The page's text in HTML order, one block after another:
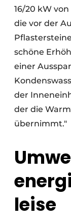
16/20 kW
die vor der
schöne
einer
der
der die
übernimmt."
leise